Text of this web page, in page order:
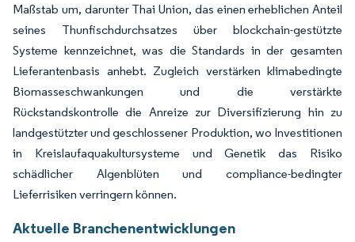
Maßstab um, darunter Thai Union, das einen erheblichen Anteil
seines Thunfischdurchsatzes über blockchain-gestützte
Systeme kennzeichnet, was die Standards in der gesamten
Lieferantenbasis anhebt. Zugleich verstärken klimabedingte
Biomasseschwankungen und die verstärkte
Rückstandskontrolle die Anreize zur Diversifizierung hin zu
landgestützter und geschlossener Produktion, wo Investitionen
in Kreislaufaquakultursysteme und Genetik das Risiko
schädlicher Algenblüten und compliance-bedingter
Lieferrisiken verringern können.
Aktuelle Branchenentwicklungen